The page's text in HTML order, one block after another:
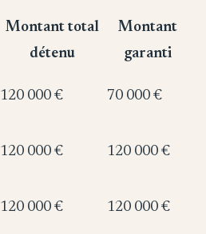
Montant total
détenu
Montant
garanti
120 000 € 70 000 €
120 000 € 120 000 €
120 000 € 120 000 €